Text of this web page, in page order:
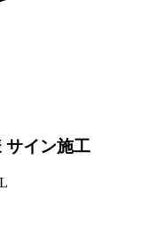
サイン施工